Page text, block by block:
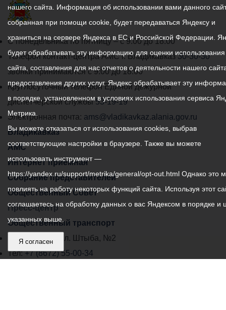
График
работы
администрации
местного
самоуправления
города
Владикавказ:
С понедельника по пятницу – с 9.00 до 18.00
Телефон контакт-центра АМС г. Владикавказ30-30-30
звонки принимаются с 9:00 до 18:00
Круглосуточный телефон Единой дежурной
диспетчерской службы53-19-19
Электронная почта: ams@vladikavkaz.alania.gov.ru
Владикавказ
АМС
Интернет приемная
Собрание представителей
Общественный Совет
Пресс-центр
Общественный транспорт
Владикавказ, пл. Штыба, №2
Тел:+7 (8672) 55-00-34
нашего сайта. Информация об использовании вами данного
собранная при помощи cookie, будет передаваться Яндексу и
храниться на сервере Яндекса в ЕС и Российской Федерации.
будет обрабатывать эту информацию для оценки
сайта, составления для нас отчетов о деятельности нашего
предоставления других услуг. Яндекс обрабатывает эту
в порядке, установленном в условиях использования сервиса
Метрика.
Вы можете отказаться от использования cookies, выбрав
соответствующие настройки в браузере. Также вы можете
использовать инструмент —
https://yandex.ru/support/metrika/general/opt-out.html Однако это
повлиять на работу некоторых функций сайта. Используя этот
соглашаетесь на обработку данных о вас Яндексом в порядке и
указанных выше.
Я согласен